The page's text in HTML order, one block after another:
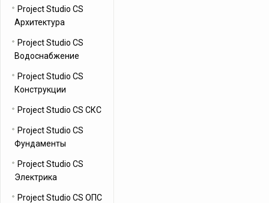
Project Studio CS
Архитектура
Project Studio CS
Водоснабжение
Project Studio CS
Конструкции
Project Studio CS СКС
Project Studio CS
Фундаменты
Project Studio CS
Электрика
Project Studio CS ОПС